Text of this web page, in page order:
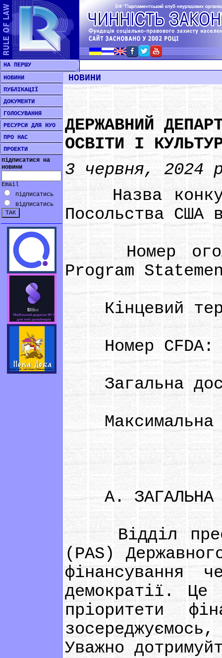
НА ПЕРШУ
НОВИНИ
ПУБЛІКАЦІЇ
ДОКУМЕНТИ
ГОЛОСУВАННЯ
РЕСУРСИ ДЛЯ НУО
ПРО НАС
ПРОЕКТИ
підписатися на
новини
Email
підписатись
відписатись
НОВИНИ
ДЕРЖАВНИЙ
ОСВІТИ І
3 червня, 2024
Назва
Посольства США
Номер
Program
Кінцевий
Номер CFDA:
Загальна
Максимальна
А. ЗАГАЛЬНА
Відділ преси,
(PAS)
фінансування
демократії. Це
пріоритети
Уважно